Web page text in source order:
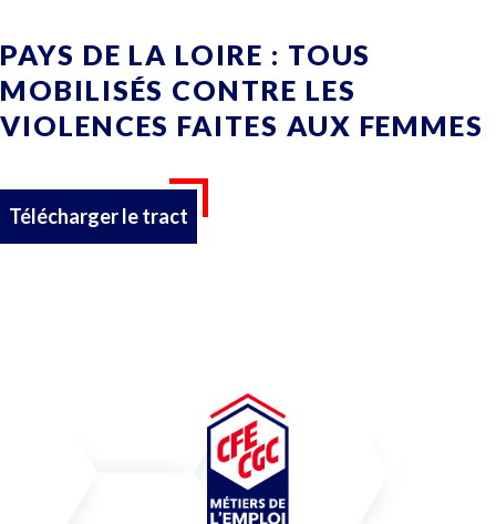
PAYS DE LA LOIRE : TOUS
MOBILISÉS CONTRE LES
VIOLENCES FAITES AUX FEMMES
Télécharger le tract